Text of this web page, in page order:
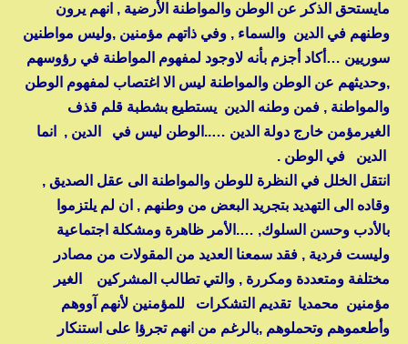
مايستحق الذكر عن الوطن والمواطنة الأرضية , انهم يرون
وطنهم في الدين والسماء , وفي ذاتهم مؤمنين ,وليس مواطنين
سوريين …أكاد أجزم بأنه لاوجود لمفهوم المواطنة في رؤوسهم
,وحديثهم عن الوطن والمواطنة ليس الا اغتصاب لمفهوم الوطن
والمواطنة , فمن وطنه الدين يستطيع بشطبة قلم قذف
الغيرمؤمن خارج دولة الدين …..الوطن ليس في الدين , انما
الدين في الوطن .
انتقل الخلل في النظرة للوطن والمواطنة الى عقل الصديق ,
وقاده الى التهديد بتجريد البعض من وطنهم , ان لم يلتزموا
بالأدب وحسن السلوك, ….الأمر ظاهرة ومشكلة اجتماعية
وليست فردية , فقد سمعنا العديد من المقولات من مصادر
مختلفة ومتعددة ومكررة , والتي تطالب المشركين الغير
مؤمنين محمديا تقديم التشكرات للمؤمنين لأنهم آووهم
وأطعموهم وتحملوهم ,بالرغم من انهم تجرؤا على استنكار